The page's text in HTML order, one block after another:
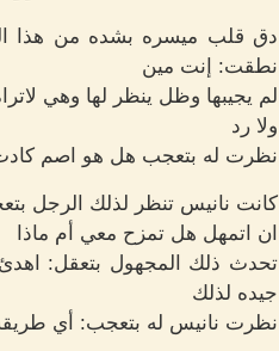
دق قلب ميسره بشده من هذا
نطقت: إنت مين
لم يجيبها وظل ينظر لها وهي
ولا رد
نظرت له بتعجب هل هو اصم
كانت نانيس تنظر لذلك الرجل
ان اتمهل هل تمزح معي أم ماذا
تحدث ذلك المجهول بتعقل:
جيده لذلك
نظرت نانيس له بتعجب: أي